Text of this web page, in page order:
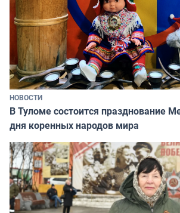
НОВОСТИ
В Туломе состоится празднование
дня коренных народов мира